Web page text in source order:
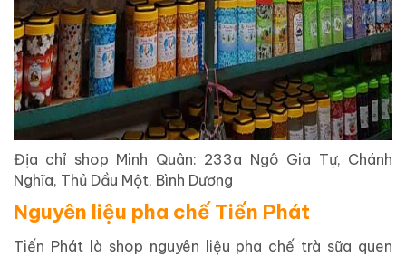
Địa chỉ shop Minh Quân: 233a Ngô Gia Tự, Chánh
Nghĩa, Thủ Dầu Một, Bình Dương
Nguyên liệu pha chế Tiến Phát
Tiến Phát là shop nguyên liệu pha chế trà sữa quen